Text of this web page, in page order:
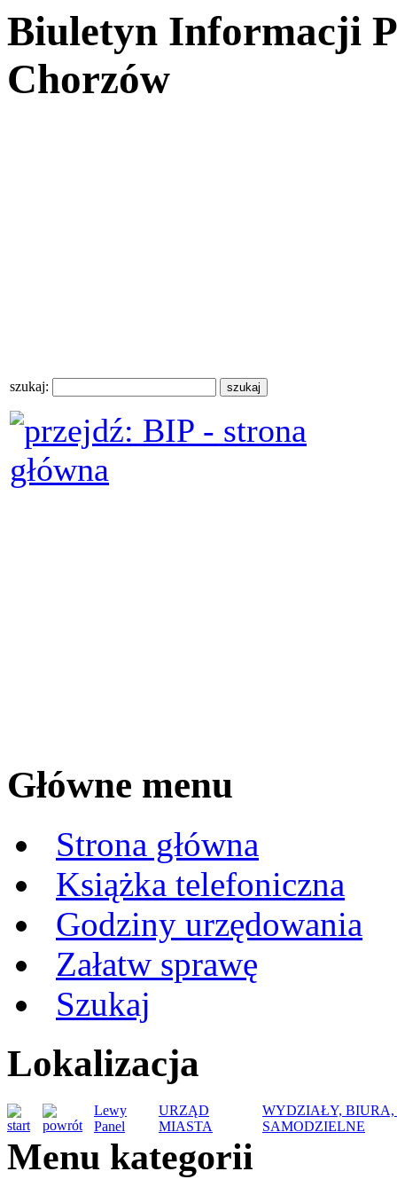
Biuletyn Informacji
Chorzów
szukaj:
Główne menu
Strona główna
Książka telefoniczna
Godziny urzędowania
Załatw sprawę
Szukaj
Lokalizacja
Lewy
Panel
URZĄD
MIASTA
WYDZIAŁY, BIURA,
SAMODZIELNE
Menu kategorii